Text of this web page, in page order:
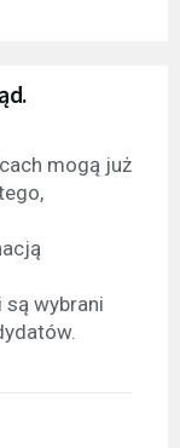
mogą już
są wybrani